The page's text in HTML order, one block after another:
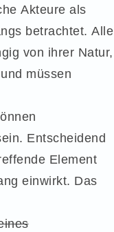
Akteure als
betrachtet. Alle
von ihrer Natur,
müssen
Entscheidend
Element
einwirkt. Das